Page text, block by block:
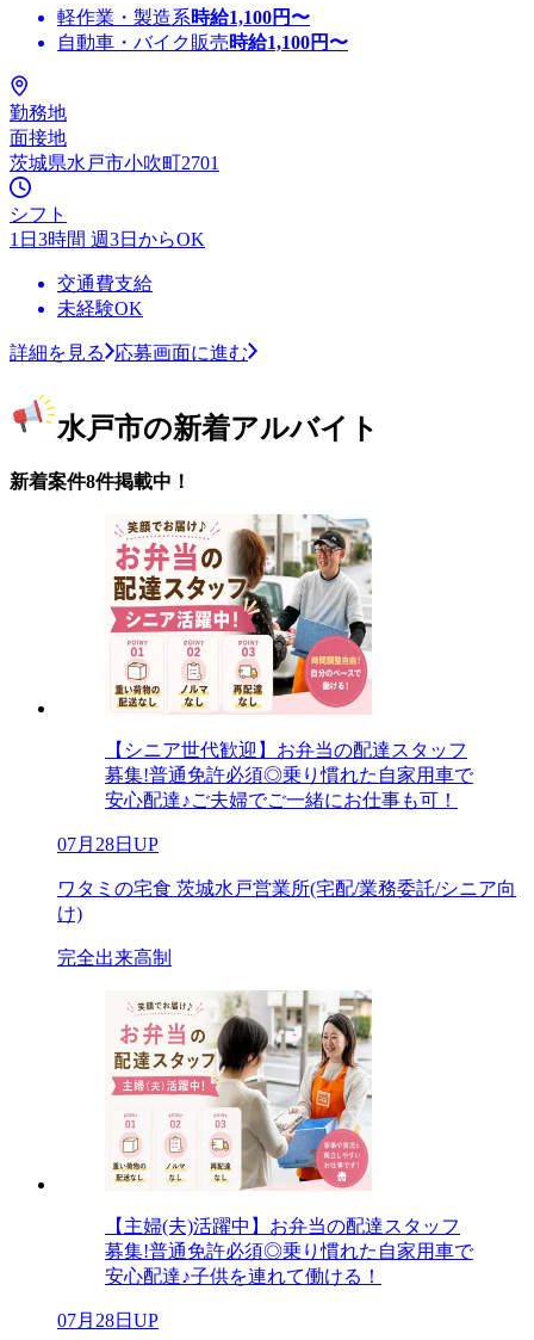
軽作業・製造系時給1,100円〜
自動車・バイク販売時給1,100円〜
勤務地
面接地
茨城県水戸市小吹町2701
シフト
1日3時間 週3日からOK
交通費支給
未経験OK
詳細を見る 応募画面に進む
水戸市の新着アルバイト
新着案件8件掲載中！
【シニア世代歓迎】お弁当の配達スタッフ
募集!普通免許必須◎乗り慣れた自家用車で
安心配達♪ご夫婦でご一緒にお仕事も可！
07月28日UP
ワタミの宅食 茨城水戸営業所(宅配/業務委託/シニア向
け)
完全出来高制
【主婦(夫)活躍中】お弁当の配達スタッフ
募集!普通免許必須◎乗り慣れた自家用車で
安心配達♪子供を連れて働ける！
07月28日UP